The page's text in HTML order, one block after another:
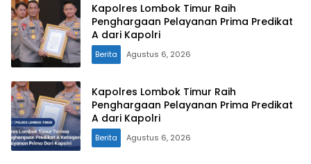
Kapolres Lombok Timur Raih
Penghargaan Pelayanan Prima Predikat
A dari Kapolri
Berita Agustus 6, 2026
Kapolres Lombok Timur Raih
Penghargaan Pelayanan Prima Predikat
A dari Kapolri
Berita Agustus 6, 2026